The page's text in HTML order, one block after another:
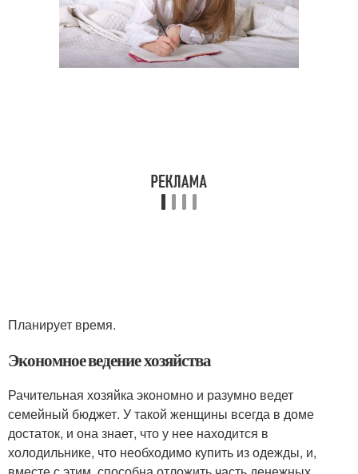
Планирует время.
Экономное ведение хозяйства
Рачительная хозяйка экономно и разумно ведет
семейный бюджет. У такой женщины всегда в доме
достаток, и она знает, что у нее находится в
холодильнике, что необходимо купить из одежды, и,